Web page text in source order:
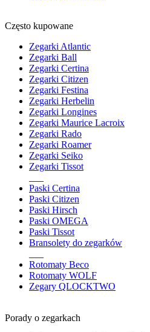
Często kupowane
Zegarki Atlantic
Zegarki Ball
Zegarki Certina
Zegarki Citizen
Zegarki Festina
Zegarki Herbelin
Zegarki Longines
Zegarki Maurice Lacroix
Zegarki Rado
Zegarki Roamer
Zegarki Seiko
Zegarki Tissot
Paski Certina
Paski Citizen
Paski Hirsch
Paski OMEGA
Paski Tissot
Bransolety do zegarków
Rotomaty Beco
Rotomaty WOLF
Zegary QLOCKTWO
Porady o zegarkach